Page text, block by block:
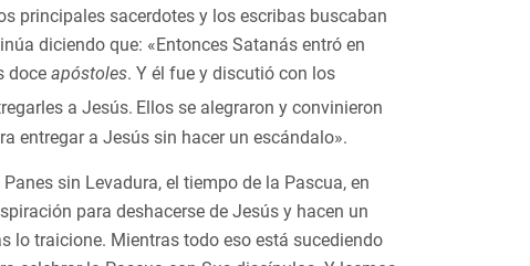
principales sacerdotes y los escribas buscaban
diciendo que: «Entonces Satanás entró en
doce apóstoles. Y él fue y discutió con los
a Jesús. Ellos se alegraron y convinieron
entregar a Jesús sin hacer un escándalo».
sin Levadura, el tiempo de la Pascua, en
para deshacerse de Jesús y hacen un
lo traicione. Mientras todo eso está sucediendo